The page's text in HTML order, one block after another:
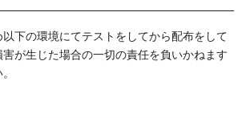
下の環境にてテストをしてから配布をして
が生じた場合の一切の責任を負いかねます